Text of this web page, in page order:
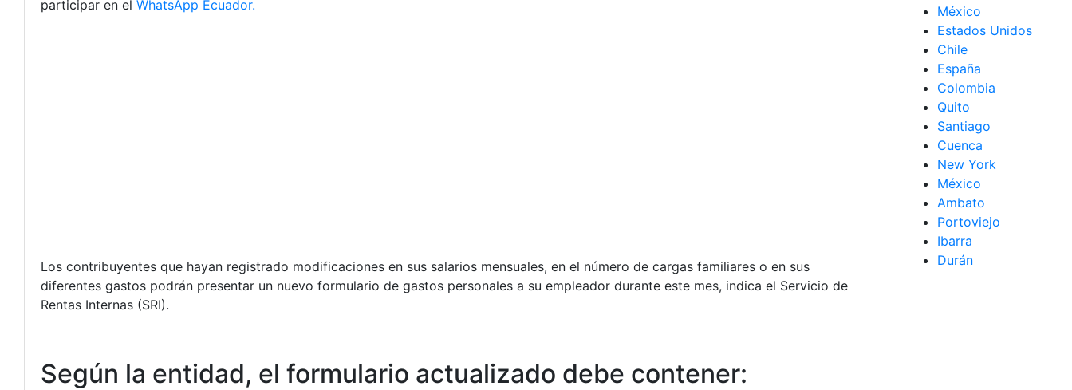
participar en el WhatsApp Ecuador.
Los contribuyentes que hayan registrado modificaciones en sus salarios mensuales, en el número de cargas familiares o en sus
diferentes gastos podrán presentar un nuevo formulario de gastos personales a su empleador durante este mes, indica el Servicio de
Rentas Internas (SRI).
Según la entidad, el formulario actualizado debe contener:
México
Estados Unidos
Chile
España
Colombia
Quito
Santiago
Cuenca
New York
México
Ambato
Portoviejo
Ibarra
Durán